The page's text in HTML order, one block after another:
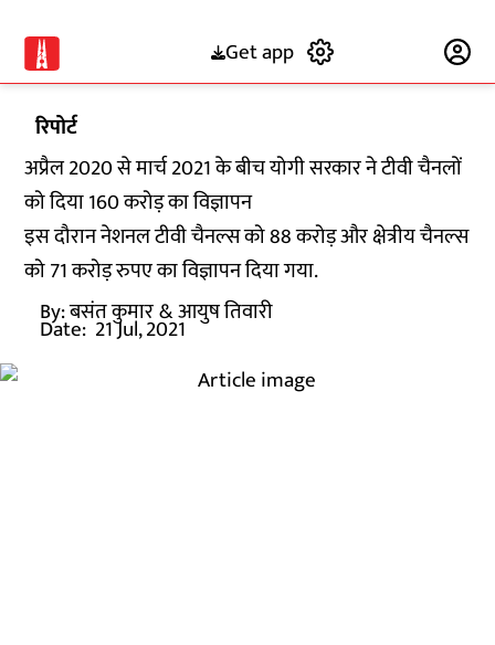
Get app
रिपोर्ट
अप्रैल 2020 से मार्च 2021 के बीच योगी सरकार ने टीवी चैनलों
को दिया 160 करोड़ का विज्ञापन
इस दौरान नेशनल टीवी चैनल्स को 88 करोड़ और क्षेत्रीय चैनल्स
को 71 करोड़ रुपए का विज्ञापन दिया गया.
By:बसंत कुमार& आयुष तिवारी
Date: 21 Jul, 2021